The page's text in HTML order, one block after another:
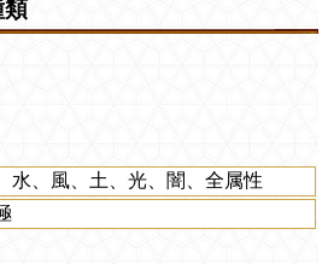
類
水、風、土、光、闇、全属性